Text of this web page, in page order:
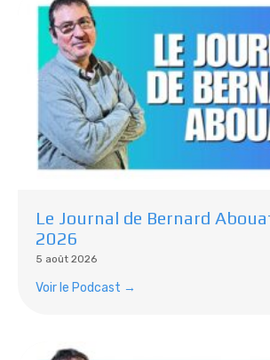
Le Journal de Bernard
2026
5 août 2026
Voir le Podcast →